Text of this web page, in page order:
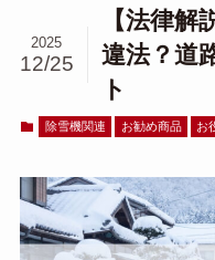
【法律
違法？道
ト
2025
12/25
除雪機関連 お勧め商品 お